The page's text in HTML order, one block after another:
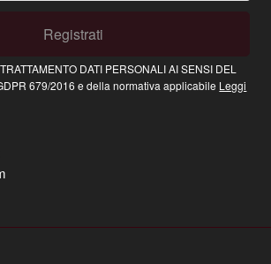
Registrati
DATI PERSONALI AI SENSI DEL
679/2016 e della normativa applicabile Leggi